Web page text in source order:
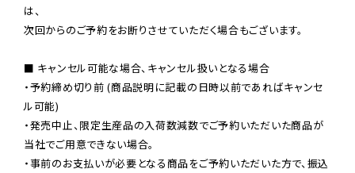
は、
次回からのご予約をお断りさせていただく場合もございます。
■ キャンセル可能な場合、キャンセル扱いとなる場合
・予約締め切り前 (商品説明に記載の日時以前であればキャンセ
ル可能)
・発売中止、限定生産品の入荷数減数でご予約いただいた商品が
当社でご用意できない場合。
・事前のお支払いが必要となる商品をご予約いただいた方で、振込